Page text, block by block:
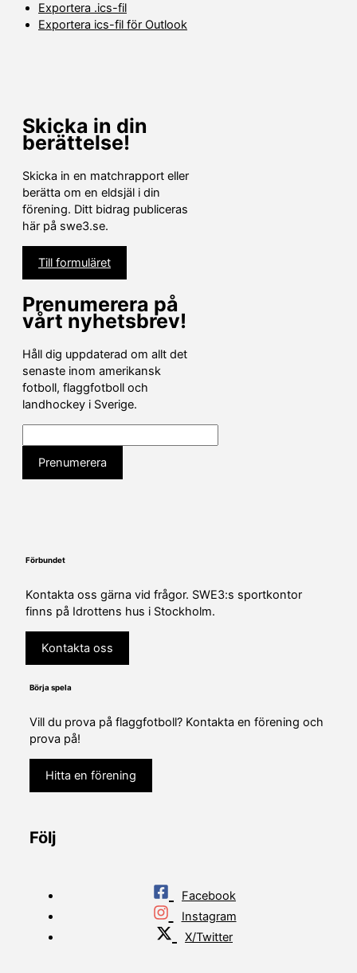
Exportera .ics-fil
Exportera ics-fil för Outlook
Skicka in din
berättelse!
Skicka in en matchrapport eller
berätta om en eldsjäl i din
förening. Ditt bidrag publiceras
här på swe3.se.
Till formuläret
Prenumerera på
vårt nyhetsbrev!
Håll dig uppdaterad om allt det
senaste inom amerikansk
fotboll, flaggfotboll och
landhockey i Sverige.
Förbundet
Kontakta oss gärna vid frågor. SWE3:s sportkontor
finns på Idrottens hus i Stockholm.
Kontakta oss
Börja spela
Vill du prova på flaggfotboll? Kontakta en förening och
prova på!
Hitta en förening
Följ
Facebook
Instagram
X/Twitter